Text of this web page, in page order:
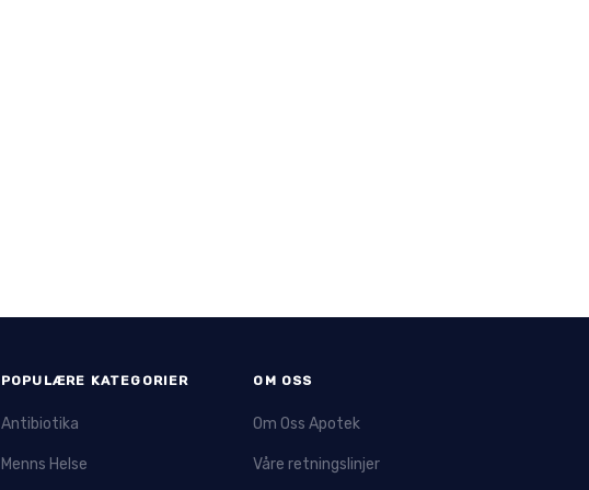
POPULÆRE KATEGORIER
Antibiotika
Menns Helse
OM OSS
Om Oss Apotek
Våre retningslinjer